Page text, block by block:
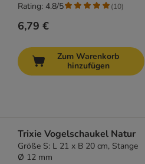
6,79 €
Rating: 4.8/5 (10)
Zum Warenkorb
hinzufügen
Trixie Vogelschaukel Natur
Größe S: L 21 x B 20 cm, Stange
Ø 12 mm